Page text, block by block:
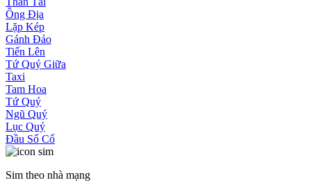
Ông Địa
Lặp Kép
Gánh Đảo
Tiến Lên
Tứ Quý Giữa
Taxi
Tam Hoa
Tứ Quý
Ngũ Quý
Lục Quý
Đầu Số Cổ
Sim theo nhà mạng